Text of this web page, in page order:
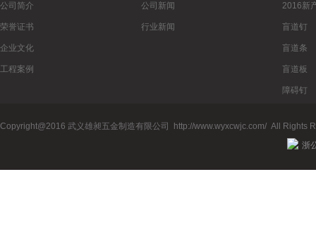
公司简介
荣誉证书
企业文化
工程案例
公司新闻
行业新闻
2016新
盲道钉
盲道条
盲道板
障碍钉
Copyright@2016 武义雄昶五金制造有限公司
http://www.wyxcwjc.com/ All Rights
浙